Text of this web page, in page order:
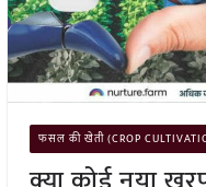
फसल की खेती (CROP